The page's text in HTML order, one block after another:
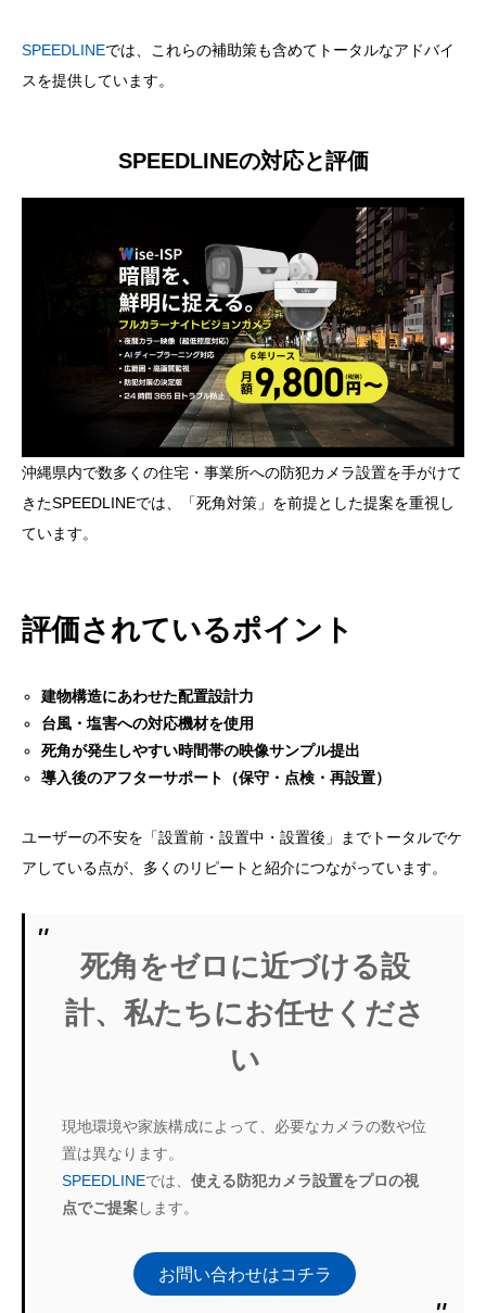
SPEEDLINEでは、これらの補助策も含めてトータルなアドバイ
スを提供しています。
SPEEDLINEの対応と評価
沖縄県内で数多くの住宅・事業所への防犯カメラ設置を手がけて
きたSPEEDLINEでは、「死角対策」を前提とした提案を重視し
ています。
評価されているポイント
建物構造にあわせた配置設計力
台風・塩害への対応機材を使用
死角が発生しやすい時間帯の映像サンプル提出
導入後のアフターサポート（保守・点検・再設置）
ユーザーの不安を「設置前・設置中・設置後」までトータルでケ
アしている点が、多くのリピートと紹介につながっています。
死角をゼロに近づける設
計、私たちにお任せくださ
い
現地環境や家族構成によって、必要なカメラの数や位
置は異なります。
SPEEDLINEでは、 使える防犯カメラ設置をプロの視
点でご提案します。
お問い合わせはコチラ